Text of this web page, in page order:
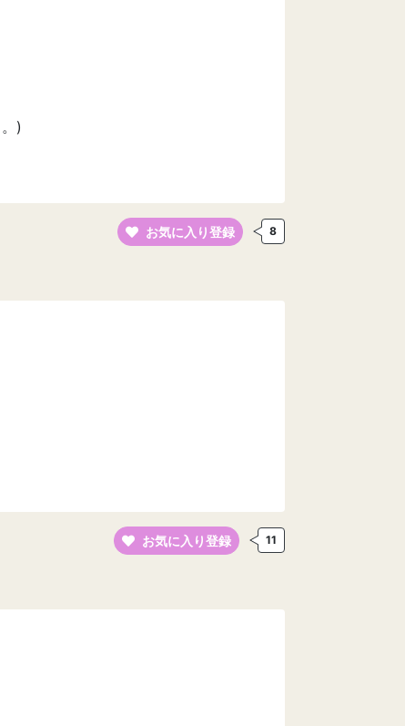
)
お気に入り登録 8
お気に入り登録 11